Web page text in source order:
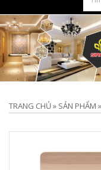
TRANG CHỦ» SẢN PHẨM »